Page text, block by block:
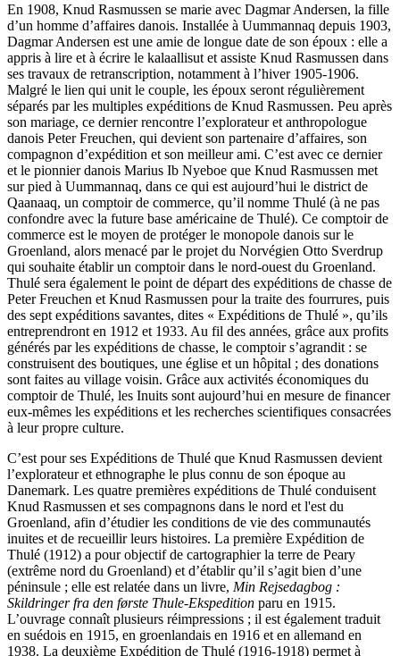
En 1908, Knud Rasmussen se marie avec Dagmar Andersen, la fille
d’un homme d’affaires danois. Installée à Uummannaq depuis 1903,
Dagmar Andersen est une amie de longue date de son époux : elle a
appris à lire et à écrire le kalaallisut et assiste Knud Rasmussen dans
ses travaux de retranscription, notamment à l’hiver 1905-1906.
Malgré le lien qui unit le couple, les époux seront régulièrement
séparés par les multiples expéditions de Knud Rasmussen. Peu après
son mariage, ce dernier rencontre l’explorateur et anthropologue
danois Peter Freuchen, qui devient son partenaire d’affaires, son
compagnon d’expédition et son meilleur ami. C’est avec ce dernier
et le pionnier danois Marius Ib Nyeboe que Knud Rasmussen met
sur pied à Uummannaq, dans ce qui est aujourd’hui le district de
Qaanaaq, un comptoir de commerce, qu’il nomme Thulé (à ne pas
confondre avec la future base américaine de Thulé). Ce comptoir de
commerce est le moyen de protéger le monopole danois sur le
Groenland, alors menacé par le projet du Norvégien Otto Sverdrup
qui souhaite établir un comptoir dans le nord-ouest du Groenland.
Thulé sera également le point de départ des expéditions de chasse de
Peter Freuchen et Knud Rasmussen pour la traite des fourrures, puis
des sept expéditions savantes, dites « Expéditions de Thulé », qu’ils
entreprendront en 1912 et 1933. Au fil des années, grâce aux profits
générés par les expéditions de chasse, le comptoir s’agrandit : se
construisent des boutiques, une église et un hôpital ; des donations
sont faites au village voisin. Grâce aux activités économiques du
comptoir de Thulé, les Inuits sont aujourd’hui en mesure de financer
eux-mêmes les expéditions et les recherches scientifiques consacrées
à leur propre culture.
C’est pour ses Expéditions de Thulé que Knud Rasmussen devient
l’explorateur et ethnographe le plus connu de son époque au
Danemark. Les quatre premières expéditions de Thulé conduisent
Knud Rasmussen et ses compagnons dans le nord et l'est du
Groenland, afin d’étudier les conditions de vie des communautés
inuites et de recueillir leurs histoires. La première Expédition de
Thulé (1912) a pour objectif de cartographier la terre de Peary
(extrême nord du Groenland) et d’établir qu’il s’agit bien d’une
péninsule ; elle est relatée dans un livre, Min Rejsedagbog :
Skildringer fra den første Thule-Ekspedition paru en 1915.
L’ouvrage connaît plusieurs réimpressions ; il est également traduit
en suédois en 1915, en groenlandais en 1916 et en allemand en
1938. La deuxième Expédition de Thulé (1916-1918) permet à